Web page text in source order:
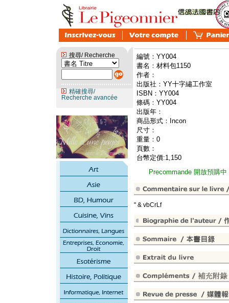
搜尋/ Recherche
精確搜尋/
Recherche avancée
編號：YY004
書名：材料包1150
作者：
出版社：YY十字繡工作室
ISBN：YY004
條碼：YY004
出版年：
商品形式：Incon
尺寸：
重量：0
頁數：
台幣定價:1,150
Precommande 開放預購中
" & vbCrLf